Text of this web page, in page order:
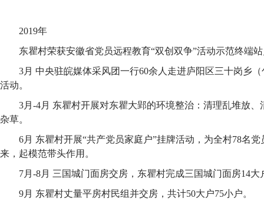
2019年
东瞿村荣获安徽省党员远程教育“双创双争”活动示范终端
3月 中央驻皖媒体采风团一行60余人走进庐阳区三十岗乡
活动。
3月-4月 东瞿村开展对东瞿大郢的环境整治：清理乱堆放
杂草。
6月 东瞿村开展“共产党员家庭户”挂牌活动，为全村78名
来，起模范带头作用。
7月-8月 三国城门面房交房，东瞿村完成三国城门面房14大
9月 东瞿村丈量平房村民组并交房，共计50大户75小户。